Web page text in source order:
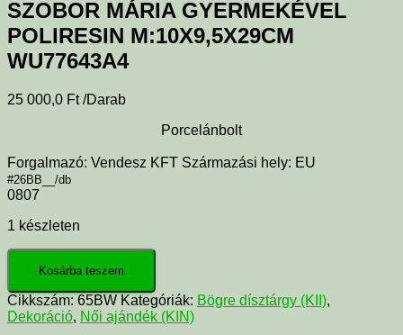
SZOBOR MÁRIA GYERMEKÉVEL
POLIRESIN M:10X9,5X29CM
WU77643A4
25 000,0 Ft /Darab
Porcelánbolt
Forgalmazó: Vendesz KFT Származási hely: EU
#26BB__/db
0807
1 készleten
Kosárba teszem
Cikkszám: 65BW Kategóriák: Bögre dísztárgy (KII),
Dekoráció, Női ajándék (KIN)